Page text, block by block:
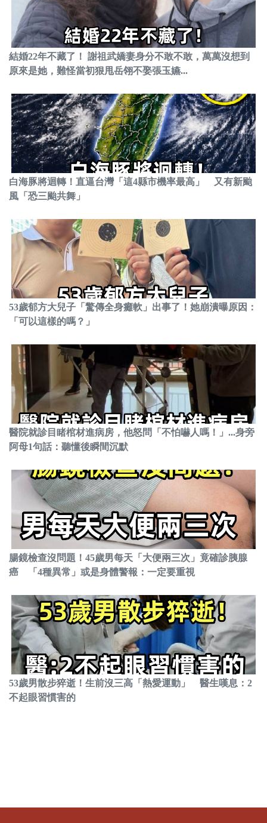
結婚22年不藏了！ 謝祖武嬌妻身分不敢不敢，萬萬沒想到
原來是她，難怪當初狠甩岳翎不娶張玉嬿...
白海豚將迴轉！直逼台灣「這4縣市機率最高」 又有新颱
風「恐三颱共舞」
53歲郁方大兒子「驚傳全身癱軟」出事了！她崩潰曝原因：
「可以這樣的嗎？」
醫院就診目睹棺材進病房，他怒問「不怕嚇人嗎！」...身旁
阿母1句話：聽懂後瞬間沉默
腸鏡檢查沒問題！45歲男每天「大便兩三次」竟確診胰腺
癌 「4種異常」或是身體警報：一定要重視
53歲男散步猝逝！生前沒三高「熱愛運動」 醫生嘆息：2
不起眼習慣害的